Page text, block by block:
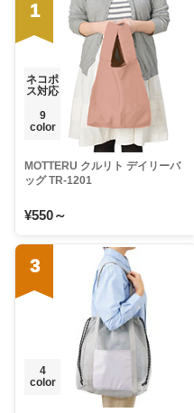
1
ネコポ
ス対応
9
color
MOTTERU クルリト デイリーバ
ッグ TR-1201
¥550～
3
4
color